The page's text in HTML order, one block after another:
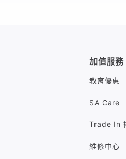
加值服務
教育優惠
SA Care
Trade In
維修中心